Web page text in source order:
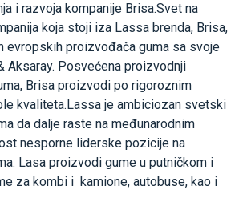
i razvoja kompanije Brisa.Svet na
koja stoji iza Lassa brenda, Brisa,
evropskih proizvođača guma sa svoje
Aksaray. Posvećena proizvodnji
Brisa proizvodi po rigoroznim
kvaliteta.Lassa je ambiciozan svetski
da dalje raste na međunarodnim
nesporne liderske pozicije na
Lasa proizvodi gume u putničkom i
za kombi i kamione, autobuse, kao i